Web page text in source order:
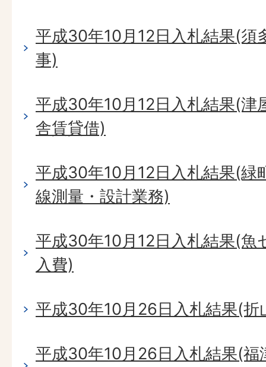
平成30年10月12日入札結果(須
事)
平成30年10月12日入札結果(津
舎賃貸借)
平成30年10月12日入札結果(
線測量・設計業務)
平成30年10月12日入札結果(魚
入費)
平成30年10月26日入札結果(折
平成30年10月26日入札結果(福